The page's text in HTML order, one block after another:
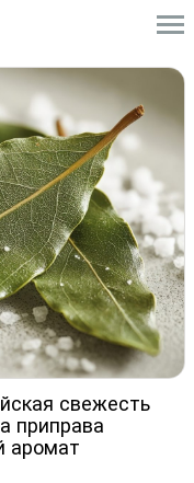
свежесть
приправа
аромат